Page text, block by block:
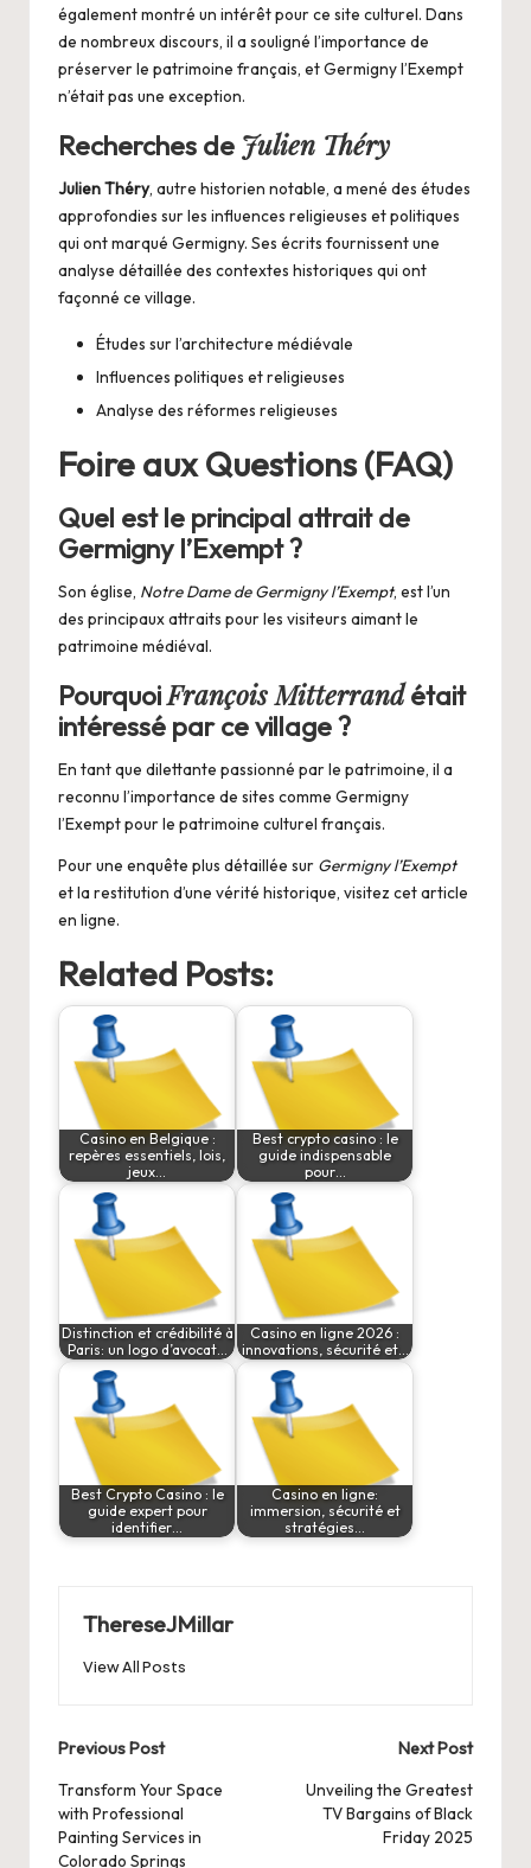
également montré un intérêt pour ce site culturel. Dans
de nombreux discours, il a souligné l’importance de
préserver le patrimoine français, et Germigny l’Exempt
n’était pas une exception.
Recherches de Julien Théry
Julien Théry, autre historien notable, a mené des études
approfondies sur les influences religieuses et politiques
qui ont marqué Germigny. Ses écrits fournissent une
analyse détaillée des contextes historiques qui ont
façonné ce village.
Études sur l’architecture médiévale
Influences politiques et religieuses
Analyse des réformes religieuses
Foire aux Questions (FAQ)
Quel est le principal attrait de
Germigny l’Exempt ?
Son église, Notre Dame de Germigny l’Exempt, est l’un
des principaux attraits pour les visiteurs aimant le
patrimoine médiéval.
PourquoiFrançois Mitterrandétait
intéressé par ce village ?
En tant que dilettante passionné par le patrimoine, il a
reconnu l’importance de sites comme Germigny
l’Exempt pour le patrimoine culturel français.
Pour une enquête plus détaillée sur Germigny l’Exempt
et la restitution d’une vérité historique, visitez cetarticle
en ligne.
Related Posts:
Casino en Belgique :
repères essentiels, lois,
jeux…
Best crypto casino : le
guide indispensable
pour…
Distinction et crédibilité à
Paris: un logo d’avocat…
Casino en ligne 2026 :
innovations, sécurité et…
Best Crypto Casino : le
guide expert pour
identifier…
Casino en ligne:
immersion, sécurité et
stratégies…
ThereseJMillar
View All Posts
Post
navigation
Previous Post
Transform Your Space
with Professional
Painting Services in
Colorado Springs
Next Post
Unveiling the Greatest
TV Bargains of Black
Friday 2025